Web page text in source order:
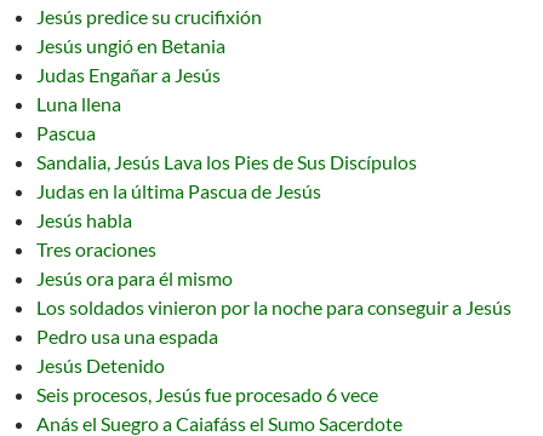
Jesús predice su crucifixión
Jesús ungió en Betania
Judas Engañar a Jesús
Luna llena
Pascua
Sandalia, Jesús Lava los Pies de Sus Discípulos
Judas en la última Pascua de Jesús
Jesús habla
Tres oraciones
Jesús ora para él mismo
Los soldados vinieron por la noche para conseguir a Jesús
Pedro usa una espada
Jesús Detenido
Seis procesos, Jesús fue procesado 6 vece
Anás el Suegro a Caiafáss el Sumo Sacerdote